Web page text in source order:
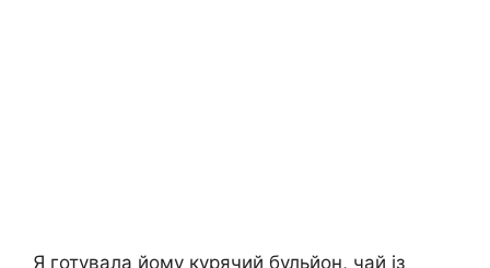
Я готувала йому курячий бульйон, чай із